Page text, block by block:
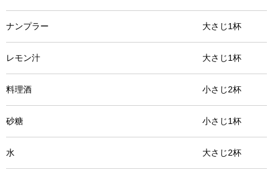
ナンプラー 大さじ1杯
レモン汁 大さじ1杯
料理酒 小さじ2杯
砂糖 小さじ1杯
水 大さじ2杯